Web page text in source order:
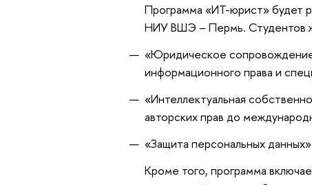
Программа «ИТ-юрист» будет
НИУ ВШЭ – Пермь. Студентов
«Юридическое
информационного права и
«Интеллектуальная
авторских прав до
«Защита персональных
Кроме того, программа